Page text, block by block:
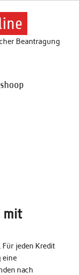
Beantragung
mit
jeden Kredit
eine
nach